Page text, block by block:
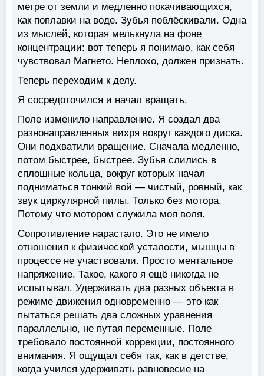
метре от земли и медленно покачивающихся,
как поплавки на воде. Зубья поблёскивали. Одна
из мыслей, которая мелькнула на фоне
концентрации: вот теперь я понимаю, как себя
чувствовал Магнето. Неплохо, должен признать.
Теперь переходим к делу.
Я сосредоточился и начал вращать.
Поле изменило направление. Я создал два
разнонаправленных вихря вокруг каждого диска.
Они подхватили вращение. Сначала медленно,
потом быстрее, быстрее. Зубья слились в
сплошные кольца, вокруг которых начал
подниматься тонкий вой — чистый, ровный, как
звук циркулярной пилы. Только без мотора.
Потому что мотором служила моя воля.
Сопротивление нарастало. Это не имело
отношения к физической усталости, мышцы в
процессе не участвовали. Просто ментальное
напряжение. Такое, какого я ещё никогда не
испытывал. Удерживать два разных объекта в
режиме движения одновременно — это как
пытаться решать два сложных уравнения
параллельно, не путая переменные. Поле
требовало постоянной коррекции, постоянного
внимания. Я ощущал себя так, как в детстве,
когда учился удерживать равновесие на